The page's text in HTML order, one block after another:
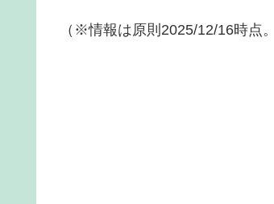
（※情報は原則2025/12/16時点